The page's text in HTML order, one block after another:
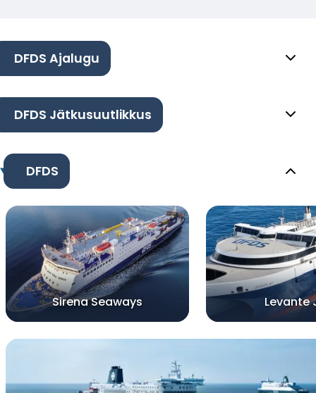
DFDS Ajalugu
DFDS Jätkusuutlikkus
DFDS
Sirena Seaways Levante